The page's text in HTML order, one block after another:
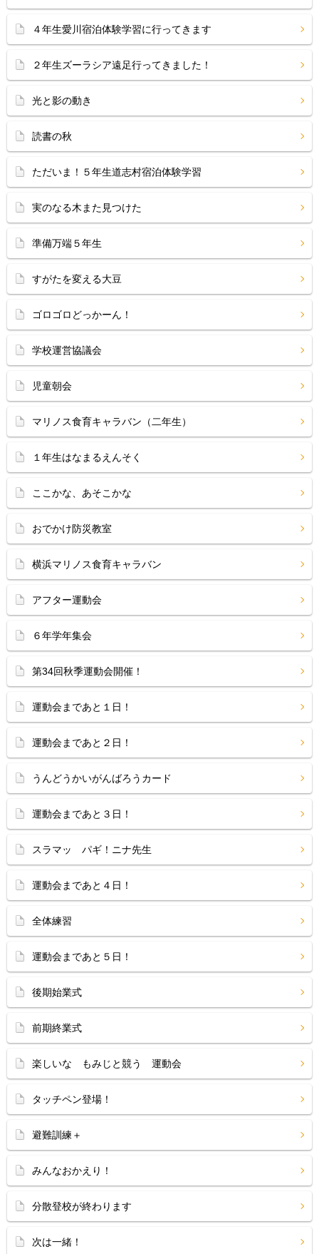
４年生愛川宿泊体験学習に行ってきます
２年生ズーラシア遠足行ってきました！
光と影の動き
読書の秋
ただいま！５年生道志村宿泊体験学習
実のなる木また見つけた
準備万端５年生
すがたを変える大豆
ゴロゴロどっかーん！
学校運営協議会
児童朝会
マリノス食育キャラバン（二年生）
１年生はなまるえんそく
ここかな、あそこかな
おでかけ防災教室
横浜マリノス食育キャラバン
アフター運動会
６年学年集会
第34回秋季運動会開催！
運動会まであと１日！
運動会まであと２日！
うんどうかいがんばろうカード
運動会まであと３日！
スラマッ パギ！ニナ先生
運動会まであと４日！
全体練習
運動会まであと５日！
後期始業式
前期終業式
楽しいな もみじと競う 運動会
タッチペン登場！
避難訓練＋
みんなおかえり！
分散登校が終わります
次は一緒！